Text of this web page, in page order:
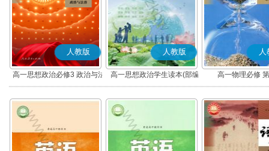
人教版
高一思想政治必修3 政治与法
治(部编版)
人教版
高一思想政治学生读本(部编
版)
人
高一物理必修